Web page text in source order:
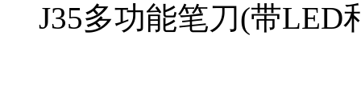
J35多功能笔刀(带LED